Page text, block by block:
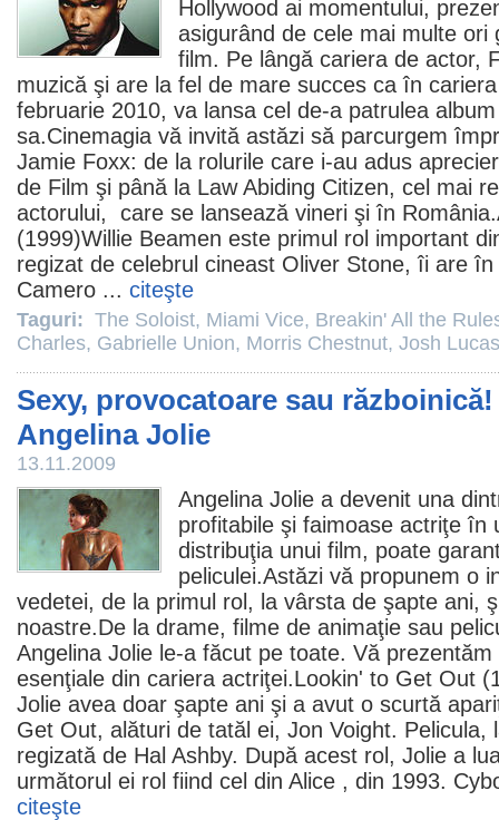
Hollywood ai momentului,
asigurând de cele mai multe ori
film. Pe lângă cariera de actor,
muzică şi are la fel de mare succes ca în
februarie 2010, va lansa cel de-a patrulea
sa.Cinemagia vă invită astăzi să parcurgem
Jamie Foxx: de la rolurile care i-au adus
de Film şi până la Law Abiding Citizen, cel mai
actorului, care se lansează vineri şi în România.
(1999)Willie Beamen este primul rol important
regizat de celebrul cineast Oliver Stone, îi are
Camero ... citeşte
Taguri: The Soloist, Miami Vice, Breakin' All the
Charles, Gabrielle Union, Morris Chestnut, Josh Lucas
Sexy, provocatoare sau
Angelina Jolie
13.11.2009
Angelina Jolie a devenit una
profitabile şi faimoase actriţe în
distribuţia unui film, poate
peliculei.Astăzi vă propunem o
vedetei, de la primul rol, la vârsta de şapte ani,
noastre.De la drame, filme de animaţie sau
Angelina Jolie le-a făcut pe toate. Vă
esenţiale din cariera actriţei.Lookin' to Get Out
Jolie avea doar şapte ani şi a avut o scurtă
Get Out, alături de tatăl ei, Jon Voight. Pelicula,
regizată de Hal Ashby. După acest rol, Jolie a
următorul ei rol fiind cel din Alice , din 1993.
citeşte